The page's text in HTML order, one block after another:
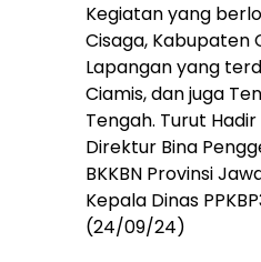
Kegiatan yang
Cisaga, Kabupaten
Lapangan yang
Ciamis, dan juga
Tengah. Turut Hadir
Direktur Bina
BKKBN Provinsi
Kepala Dinas
(24/09/24)